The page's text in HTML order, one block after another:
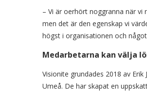
– Vi är oerhört noggranna när vi
men det är den egenskap vi
högst i organisationen och
Medarbetarna kan välja
Visionite grundades 2018 av
Umeå. De har skapat en